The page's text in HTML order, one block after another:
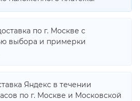
по г. Москве с
выбора и примерки
Яндекс в течении
по г. Москве и Московской